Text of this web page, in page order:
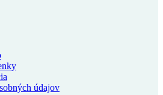
údajov